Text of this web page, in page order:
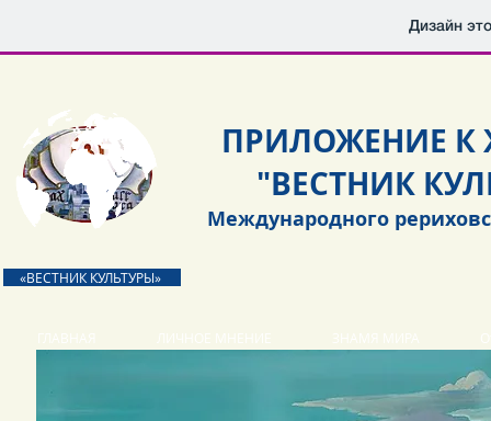
Дизайн
«ВЕСТНИК КУЛЬТУРЫ»
ПРИЛОЖЕНИЕ К
"ВЕСТНИК
Международного